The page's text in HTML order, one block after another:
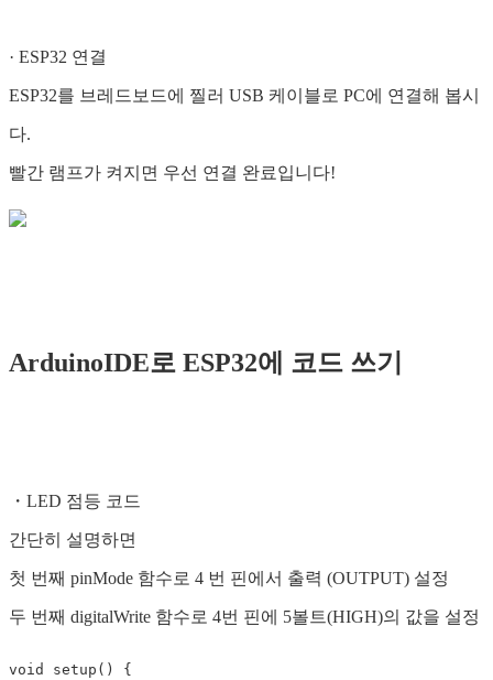
· ESP32 연결
ESP32를 브레드보드에 찔러 USB 케이블로 PC에 연결해 봅시
다.
빨간 램프가 켜지면 우선 연결 완료입니다!
ArduinoIDE로 ESP32에 코드 쓰기
・LED 점등 코드
간단히 설명하면
첫 번째 pinMode 함수로 4 번 핀에서 출력 (OUTPUT) 설정
두 번째 digitalWrite 함수로 4번 핀에 5볼트(HIGH)의 값을 설정
void setup() {